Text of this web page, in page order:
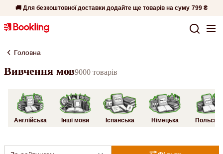
🚚 Для безкоштовної доставки додайте ще товарів на суму 799 ₴
Головна
Вивчення мов9000 товарів
Англійська Інші мови Іспанська Німецька